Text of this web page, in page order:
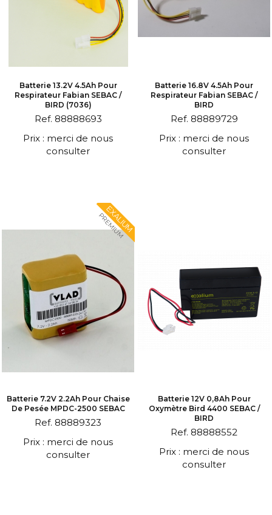
Batterie 13.2V 4.5Ah Pour
Respirateur Fabian SEBAC /
BIRD (7036)
Ref. 88888693
Prix : merci de nous
consulter
Batterie 16.8V 4.5Ah Pour
Respirateur Fabian SEBAC /
BIRD
Ref. 88889729
Prix : merci de nous
consulter
EXALIUM
PREMIUM
Batterie 7.2V 2.2Ah Pour Chaise
De Pesée MPDC-2500 SEBAC
Ref. 88889323
Prix : merci de nous
consulter
Batterie 12V 0,8Ah Pour
Oxymètre Bird 4400 SEBAC /
BIRD
Ref. 88888552
Prix : merci de nous
consulter